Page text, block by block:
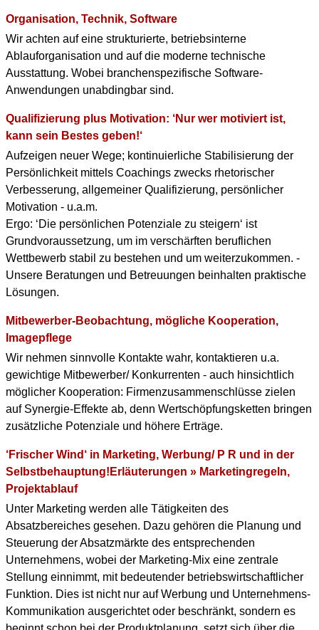
Organisation, Technik, Software
Wir achten auf eine strukturierte, betriebsinterne
Ablauforganisation und auf die moderne technische
Ausstattung. Wobei branchenspezifische Software-
Anwendungen unabdingbar sind.
Qualifizierung plus Motivation: ‘Nur wer motiviert ist,
kann sein Bestes geben!‘
Aufzeigen neuer Wege; kontinuierliche Stabilisierung der
Persönlichkeit mittels Coachings zwecks rhetorischer
Verbesserung, allgemeiner Qualifizierung, persönlicher
Motivation - u.a.m.
Ergo: ‘Die persönlichen Potenziale zu steigern‘ ist
Grundvoraussetzung, um im verschärften beruflichen
Wettbewerb stabil zu bestehen und um weiterzukommen. -
Unsere Beratungen und Betreuungen beinhalten praktische
Lösungen.
Mitbewerber-Beobachtung, mögliche Kooperation,
Imagepflege
Wir nehmen sinnvolle Kontakte wahr, kontaktieren u.a.
gewichtige Mitbewerber/ Konkurrenten - auch hinsichtlich
möglicher Kooperation: Firmenzusammenschlüsse zielen
auf Synergie-Effekte ab, denn Wertschöpfungsketten bringen
zusätzliche Potenziale und höhere Erträge.
‘Frischer Wind‘ in Marketing, Werbung/ P R und in der
Selbstbehauptung!Erläuterungen » Marketingregeln,
Projektablauf
Unter Marketing werden alle Tätigkeiten des
Absatzbereiches gesehen. Dazu gehören die Planung und
Steuerung der Absatzmärkte des entsprechenden
Unternehmens, wobei der Marketing-Mix eine zentrale
Stellung einnimmt, mit bedeutender betriebswirtschaftlicher
Funktion. Dies ist nicht nur auf Werbung und Unternehmens-
Kommunikation ausgerichtet oder beschränkt, sondern es